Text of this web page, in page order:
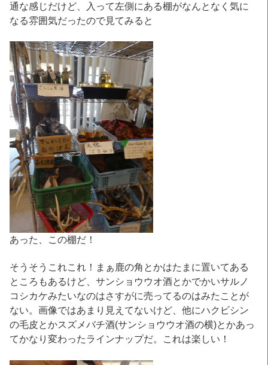
通な感じだけど、入って左側にある棚がなんとなく気に
なる雰囲気だったので見てみると
あった、この棚だ！
そうそうこれこれ！まぁ鹿の角とかはたまに置いてある
ところもあるけど、サンショウウオ酒とかでかいサルノ
コシカケみたいなのはさすがに売ってるのはみたことが
ない。画像ではあまり見えてないけど、他にハクビシン
の毛皮とかスズメバチ酒(サンショウウオ酒の横)とかあっ
てかなり変わったラインナップだ。これは楽しい！